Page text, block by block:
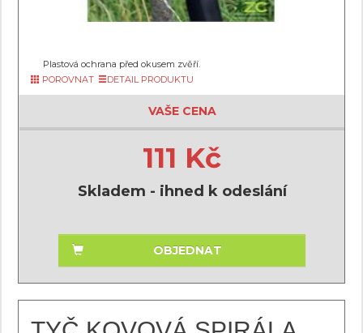
Plastová ochrana před okusem zvěří.
POROVNAT
DETAIL PRODUKTU
VAŠE CENA
111 Kč
Skladem - ihned k odeslání
OBJEDNAT